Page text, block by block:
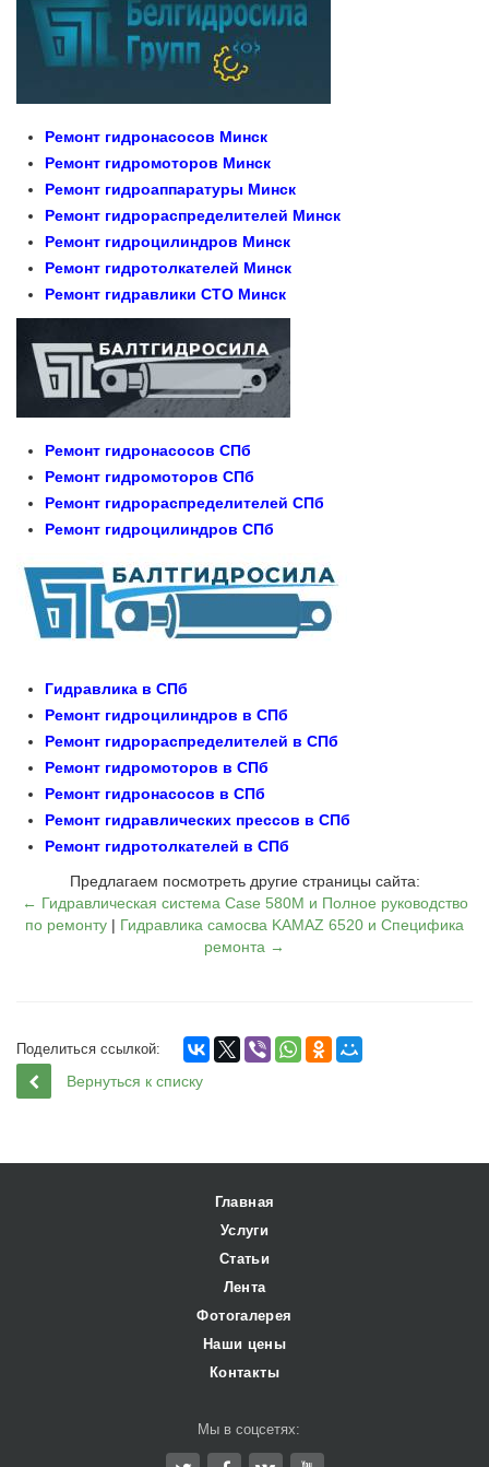
Ремонт гидронасосов Минск
Ремонт гидромоторов Минск
Ремонт гидроаппаратуры Минск
Ремонт гидрораспределителей Минск
Ремонт гидроцилиндров Минск
Ремонт гидротолкателей Минск
Ремонт гидравлики СТО Минск
Ремонт гидронасосов СПб
Ремонт гидромоторов СПб
Ремонт гидрораспределителей СПб
Ремонт гидроцилиндров СПб
Гидравлика в СПб
Ремонт гидроцилиндров в СПб
Ремонт гидрораспределителей в СПб
Ремонт гидромоторов в СПб
Ремонт гидронасосов в СПб
Ремонт гидравлических прессов в СПб
Ремонт гидротолкателей в СПб
Предлагаем посмотреть другие страницы сайта:
← Гидравлическая система Case 580M и Полное руководство
по ремонту | Гидравлика самосва KAMAZ 6520 и Специфика
ремонта →
Поделиться ссылкой:
Вернуться к списку
Главная
Услуги
Статьи
Лента
Фотогалерея
Наши цены
Контакты
Мы в соцсетях: